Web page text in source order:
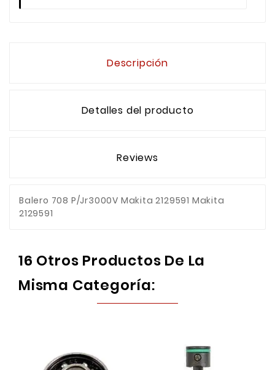
Descripción
Detalles del producto
Reviews
Balero 708 P/Jr3000V Makita 2129591 Makita
2129591
16 Otros Productos De La
Misma Categoría: